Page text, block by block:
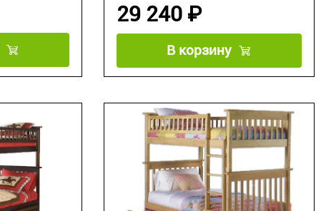
29 240 ₽
В корзину